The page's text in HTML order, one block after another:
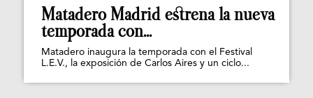
Matadero Madrid estrena la nueva
temporada con...
Matadero inaugura la temporada con el Festival
L.E.V., la exposición de Carlos Aires y un ciclo...